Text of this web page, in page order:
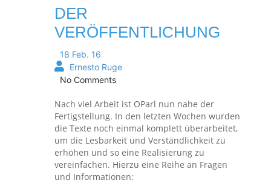
DER
VERÖFFENTLICHUNG
18 Feb. 16
Ernesto Ruge
No Comments
Nach viel Arbeit ist OParl nun nahe der
Fertigstellung. In den letzten Wochen wurden
die Texte noch einmal komplett überarbeitet,
um die Lesbarkeit und Verständlichkeit zu
erhöhen und so eine Realisierung zu
vereinfachen. Hierzu eine Reihe an Fragen
und Informationen: